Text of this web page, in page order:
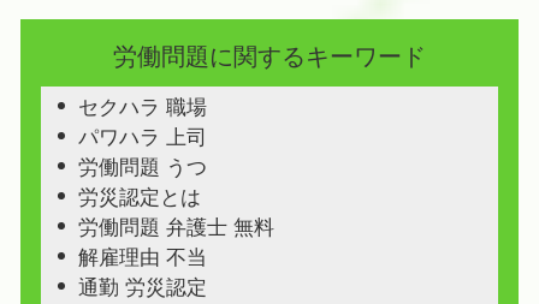
労働問題に関するキーワード
セクハラ 職場
パワハラ 上司
労働問題 うつ
労災認定とは
労働問題 弁護士 無料
解雇理由 不当
通勤 労災認定